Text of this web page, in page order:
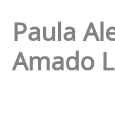
Paula
Amado